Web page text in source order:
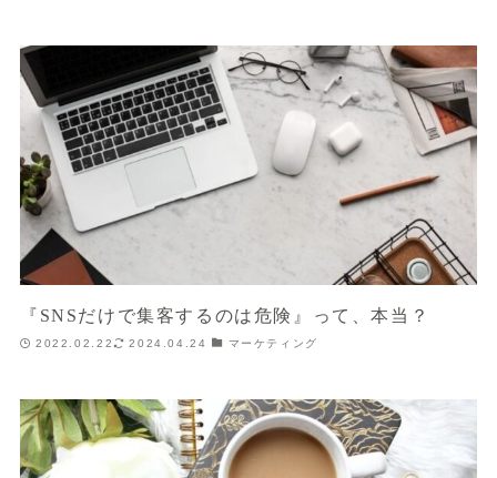
『SNSだけで集客するのは危険』って、本当？
2022.02.22 2024.04.24 マーケティング